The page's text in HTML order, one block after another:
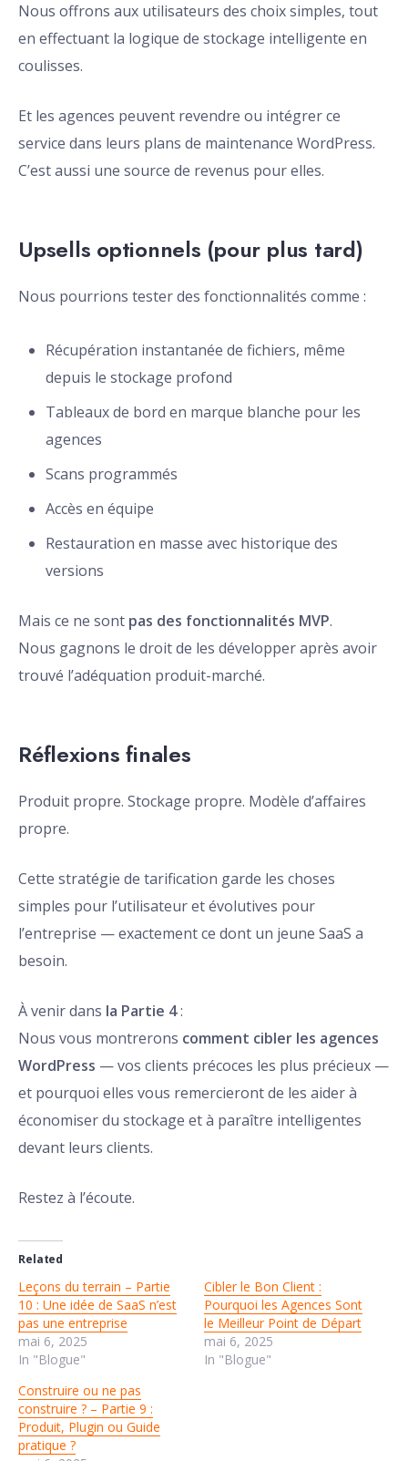
Nous offrons aux utilisateurs des choix simples, tout
en effectuant la logique de stockage intelligente en
coulisses.
Et les agences peuvent revendre ou intégrer ce
service dans leurs plans de maintenance WordPress.
C’est aussi une source de revenus pour elles.
Upsells optionnels (pour plus tard)
Nous pourrions tester des fonctionnalités comme :
Récupération instantanée de fichiers, même
depuis le stockage profond
Tableaux de bord en marque blanche pour les
agences
Scans programmés
Accès en équipe
Restauration en masse avec historique des
versions
Mais ce ne sont pas des fonctionnalités MVP.
Nous gagnons le droit de les développer après avoir
trouvé l’adéquation produit-marché.
Réflexions finales
Produit propre. Stockage propre. Modèle d’affaires
propre.
Cette stratégie de tarification garde les choses
simples pour l’utilisateur et évolutives pour
l’entreprise — exactement ce dont un jeune SaaS a
besoin.
À venir dans la Partie 4:
Nous vous montrerons comment cibler les agences
WordPress — vos clients précoces les plus précieux —
et pourquoi elles vous remercieront de les aider à
économiser du stockage et à paraître intelligentes
devant leurs clients.
Restez à l’écoute.
Related
Leçons du terrain – Partie
10 : Une idée de SaaS n’est
pas une entreprise
mai 6, 2025
In "Blogue"
Cibler le Bon Client :
Pourquoi les Agences Sont
le Meilleur Point de Départ
mai 6, 2025
In "Blogue"
Construire ou ne pas
construire ? – Partie 9 :
Produit, Plugin ou Guide
pratique ?